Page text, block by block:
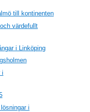
till kontinenten
värdefullt
i Linköping
i
i